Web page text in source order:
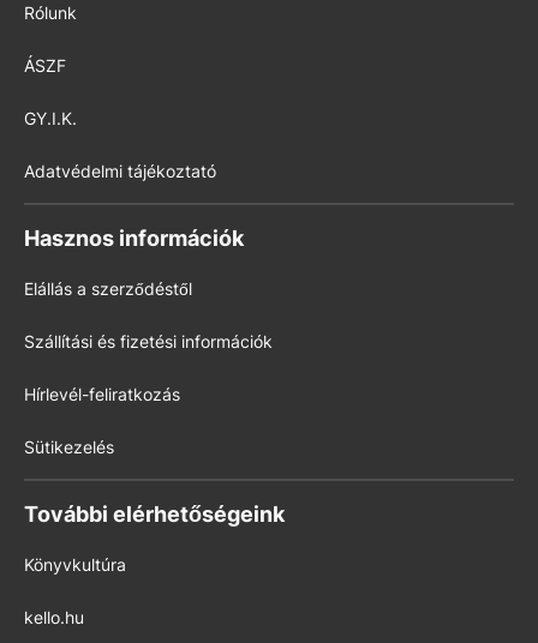
Rólunk
ÁSZF
GY.I.K.
Adatvédelmi tájékoztató
Hasznos információk
Elállás a szerződéstől
Szállítási és fizetési információk
Hírlevél-feliratkozás
Sütikezelés
További elérhetőségeink
Könyvkultúra
kello.hu